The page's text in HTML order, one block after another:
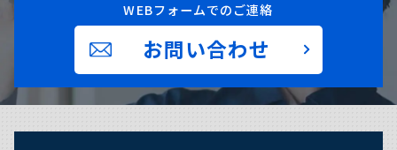
WEBフォームでのご連絡
お問い合わせ